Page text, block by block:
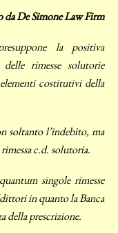
De Simone Law Firm
la positiva
rimesse solutorie
costitutivi della
soltanto l’indebito, ma
c.d. solutoria.
singole rimesse
in quanto la Banca
della prescrizione.